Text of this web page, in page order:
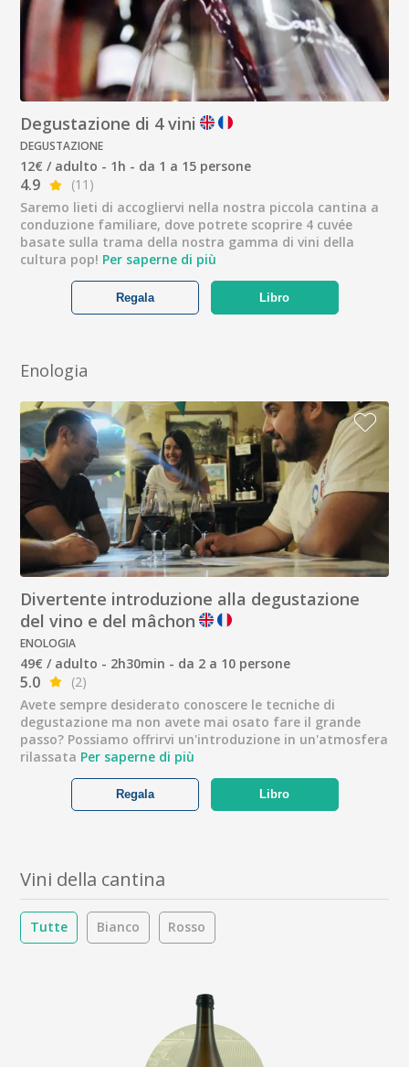
Degustazione di 4 vini
DEGUSTAZIONE
12€ / adulto - 1h - da 1 a 15 persone
4.9
(11)
Saremo lieti di accogliervi nella nostra piccola cantina a
conduzione familiare, dove potrete scoprire 4 cuvée
basate sulla trama della nostra gamma di vini della
cultura pop! Per saperne di più
Libro
Regala
Enologia
Divertente introduzione alla degustazione
del vino e del mâchon
ENOLOGIA
49€ / adulto - 2h30min - da 2 a 10 persone
5.0
(2)
Avete sempre desiderato conoscere le tecniche di
degustazione ma non avete mai osato fare il grande
passo? Possiamo offrirvi un'introduzione in un'atmosfera
rilassata Per saperne di più
Libro
Regala
Vini della cantina
Tutte Bianco Rosso